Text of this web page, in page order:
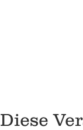
Diese